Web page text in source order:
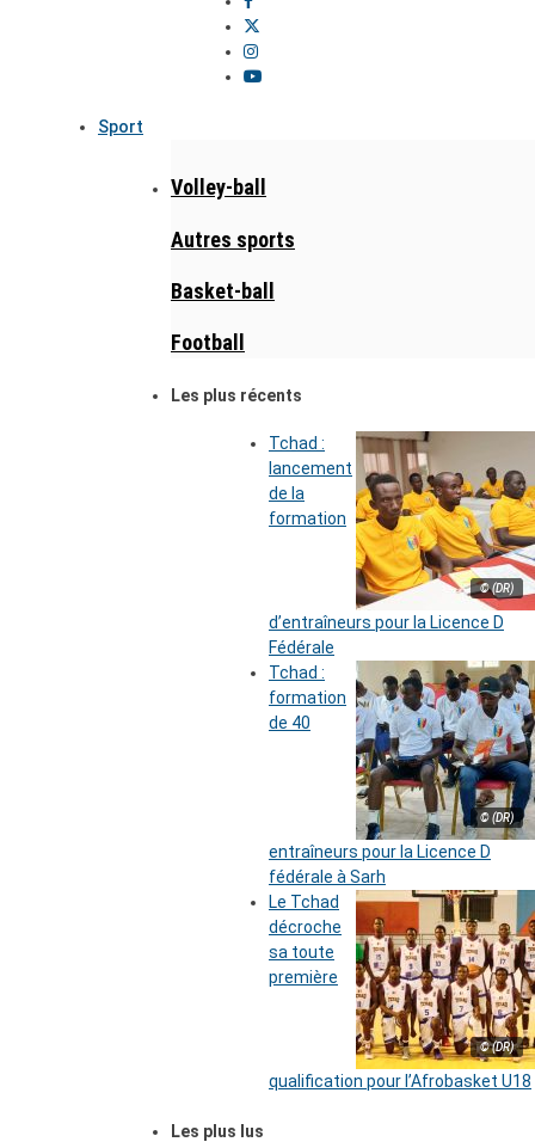
Sport
Volley-ball
Autres sports
Basket-ball
Football
Les plus récents
© (DR)
Tchad :
lancement
de la
formation
d’entraîneurs pour la Licence D
Fédérale
© (DR)
Tchad :
formation
de 40
entraîneurs pour la Licence D
fédérale à Sarh
© (DR)
Le Tchad
décroche
sa toute
première
qualification pour l’Afrobasket U18
Les plus lus